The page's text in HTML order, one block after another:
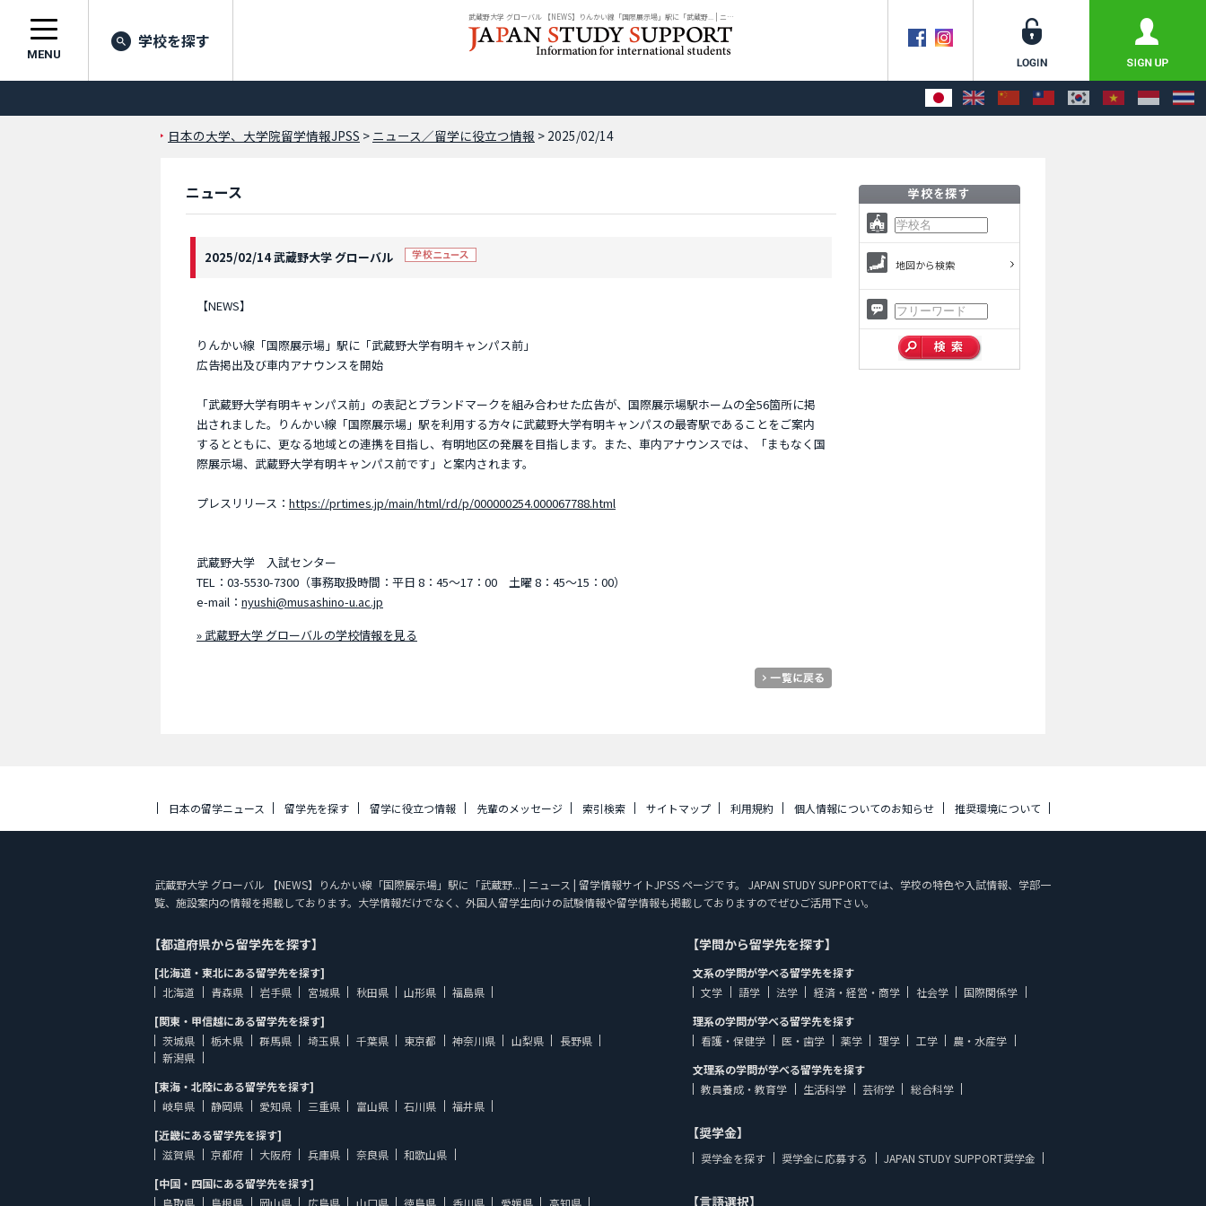
武蔵野大学 グローバル 【NEWS】りんかい線「国際展示場」駅に「武蔵野... | ニュ...
MENU
学校を探す
日本の大学、大学院留学情報JPSS > ニュース／留学に役立つ情報 > 2025/02/14
ニュース
2025/02/14 武蔵野大学 グローバル
【NEWS】
りんかい線「国際展示場」駅に「武蔵野大学有明キャンパス前」
広告掲出及び車内アナウンスを開始
「武蔵野大学有明キャンパス前」の表記とブランドマークを組み合わせた広告が、国際展示場駅ホームの全56箇所に掲
出されました。りんかい線「国際展示場」駅を利用する方々に武蔵野大学有明キャンパスの最寄駅であることをご案内
するとともに、更なる地域との連携を目指し、有明地区の発展を目指します。また、車内アナウンスでは、「まもなく国
際展示場、武蔵野大学有明キャンパス前です」と案内されます。
プレスリリース： https://prtimes.jp/main/html/rd/p/000000254.000067788.html
武蔵野大学 入試センター
TEL：03-5530-7300（事務取扱時間：平日 8：45～17：00 土曜 8：45～15：00）
e-mail： nyushi@musashino-u.ac.jp
» 武蔵野大学 グローバルの学校情報を見る
地図から検索
日本の留学ニュース 留学先を探す 留学に役立つ情報 先輩のメッセージ 索引検索 サイトマップ 利用規約 個人情報についてのお知らせ 推奨環境について
武蔵野大学 グローバル 【NEWS】りんかい線「国際展示場」駅に「武蔵野... | ニュース | 留学情報サイトJPSS ページです。 JAPAN STUDY SUPPORTでは、学校の特色や入試情報、学部一
覧、施設案内の情報を掲載しております。大学情報だけでなく、外国人留学生向けの試験情報や留学情報も掲載しておりますのでぜひご活用下さい。
【都道府県から留学先を探す】
[北海道・東北にある留学先を探す]
北海道
青森県 岩手県 宮城県 秋田県 山形県
福島県
[関東・甲信越にある留学先を探す]
茨城県
栃木県 群馬県 埼玉県 千葉県 東京都 神奈川県 山梨県
長野県
新潟県
[東海・北陸にある留学先を探す]
岐阜県
静岡県 愛知県 三重県 富山県 石川県
福井県
[近畿にある留学先を探す]
滋賀県
京都府 大阪府 兵庫県 奈良県
和歌山県
[中国・四国にある留学先を探す]
鳥取県
島根県 岡山県 広島県 山口県 徳島県 香川県 愛媛県 高知県
【学問から留学先を探す】
文系の学問が学べる留学先を探す
文学
語学 法学 経済・経営・商学 社会学
国際関係学
理系の学問が学べる留学先を探す
看護・保健学
医・歯学 薬学 理学 工学
農・水産学
文理系の学問が学べる留学先を探す
教員養成・教育学
生活科学 芸術学 総合科学
【奨学金】
奨学金を探す 奨学金に応募する JAPAN STUDY SUPPORT奨学金
【言語選択】